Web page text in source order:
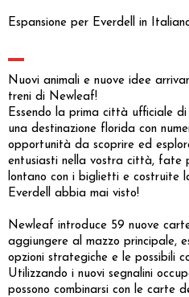
Espansione per Everdell in
Nuovi animali e nuove idee
treni di Newleaf!
Essendo la prima città ufficiale
una destinazione florida con
opportunità da scoprire ed
entusiasti nella vostra città, fate
lontano con i biglietti e costruite
Everdell abbia mai visto!
Newleaf introduce 59 nuove
aggiungere al mazzo principale,
opzioni strategiche e le possibili
Utilizzando i nuovi segnalini
possono combinarsi con le carte